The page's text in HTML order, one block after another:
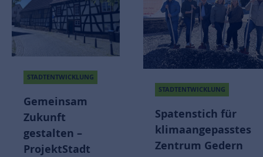
STADTENTWICKLUNG
Gemeinsam
Zukunft
gestalten –
ProjektStadt
STADTENTWICKLUNG
Spatenstich für
klimaangepasstes
Zentrum Gedern